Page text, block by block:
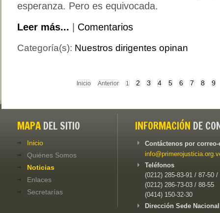
esperanza. Pero es equivocada.
Leer más...
Comentarios
Categoría(s): Nuestros dirigentes opinan
Inicio Anterior 1 2 3 4 5 6 7 8 9
MAPA DEL SITIO
Inicio
Quiénes Somos
Noticias
Enlaces
Secretarías
INFORMACIÓN DE
Contáctenos por
Teléfonos
(0212) 285-83-91 / 87-50 /
(0212) 286-73-03 / 88-55
(0414) 150-32-30
Dirección Sede